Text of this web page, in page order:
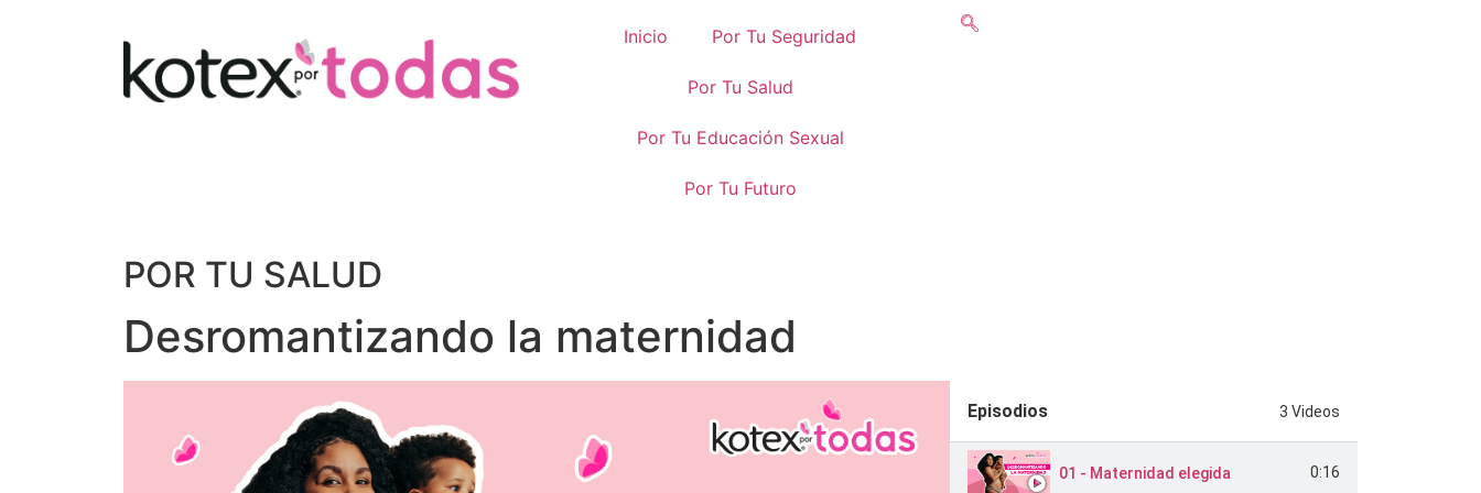
Inicio Por Tu Seguridad
Por Tu Salud
Por Tu Educación Sexual
Por Tu Futuro
POR TU SALUD
Desromantizando la maternidad
Episodios 3 Videos
01 - Maternidad elegida 0:16